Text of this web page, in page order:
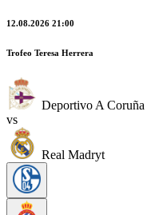
12.08.2026 21:00
Trofeo Teresa Herrera
Deportivo A Coruña
vs
Real Madryt